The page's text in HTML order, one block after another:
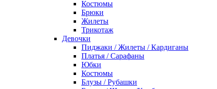
Костюмы
Брюки
Жилеты
Трикотаж
Девочки
Пиджаки / Жилеты / Кардиганы
Платья / Сарафаны
Юбки
Костюмы
Блузы / Рубашки